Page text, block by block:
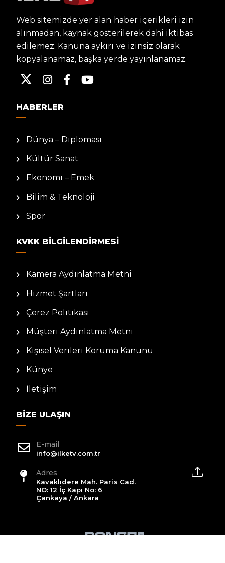
Web sitemizde yer alan haber içerikleri izin
alınmadan, kaynak gösterilerek dahi iktibas
edilemez. Kanuna aykırı ve izinsiz olarak
kopyalanamaz, başka yerde yayınlanamaz.
HABERLER
Dünya – Diplomasi
Kültür Sanat
Ekonomi – Emek
Bilim & Teknoloji
Spor
KVKK BILGILENDIRMESI
Kamera Aydınlatma Metni
Hizmet Şartları
Çerez Politikası
Müşteri Aydınlatma Metni
Kişisel Verileri Koruma Kanunu
Künye
İletişim
BIZE ULAŞIN
E-mail
info@ilketv.com.tr
Adres
Kavaklıdere Mah. Paris Cad.
NO: 12 İç Kapı No: 6
Çankaya / Ankara